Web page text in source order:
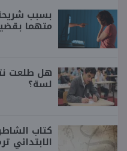
بسبب
متهما
لسة؟
كتاب
الابتدائي ترم